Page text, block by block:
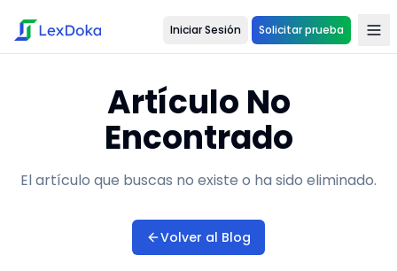
Iniciar Sesión Solicitar prueba
Artículo No
Encontrado
El artículo que buscas no existe o ha sido eliminado.
Volver al Blog